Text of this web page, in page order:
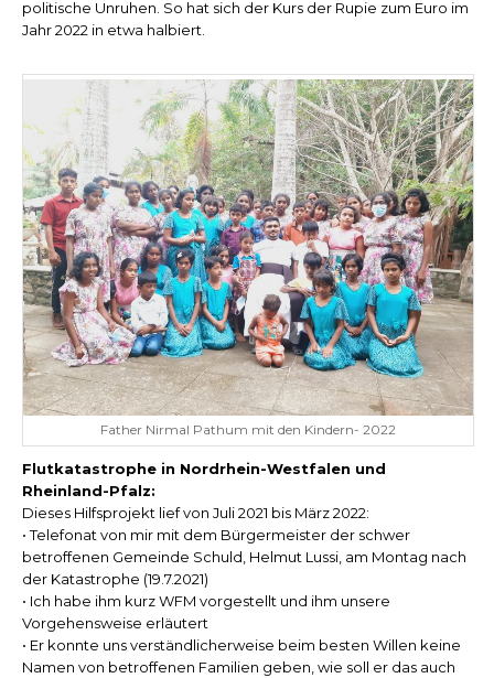
politische Unruhen. So hat sich der Kurs der Rupie zum Euro im
Jahr 2022 in etwa halbiert.
Father Nirmal Pathum mit den Kindern- 2022
Flutkatastrophe in Nordrhein-Westfalen und
Rheinland-Pfalz:
Dieses Hilfsprojekt lief von Juli 2021 bis März 2022:
• Telefonat von mir mit dem Bürgermeister der schwer
betroffenen Gemeinde Schuld, Helmut Lussi, am Montag nach
der Katastrophe (19.7.2021)
• Ich habe ihm kurz WFM vorgestellt und ihm unsere
Vorgehensweise erläutert
• Er konnte uns verständlicherweise beim besten Willen keine
Namen von betroffenen Familien geben, wie soll er das auch